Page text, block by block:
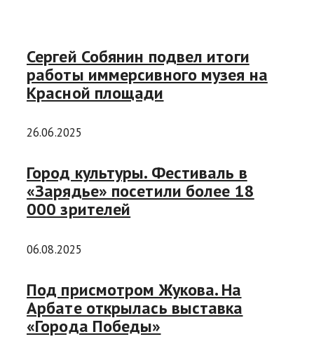
Сергей Собянин подвел итоги
работы иммерсивного музея на
Красной площади
26.06.2025
Город культуры. Фестиваль в
«Зарядье» посетили более 18
000 зрителей
06.08.2025
Под присмотром Жукова. На
Арбате открылась выставка
«Города Победы»